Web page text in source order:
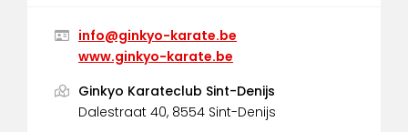
info@ginkyo-karate.be
www.ginkyo-karate.be
Ginkyo Karateclub Sint-Denijs
Dalestraat 40, 8554 Sint-Denijs